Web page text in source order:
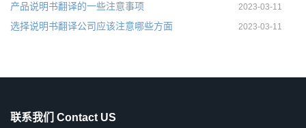
产品说明书翻译的一些注意事项 2023-03-11
选择说明书翻译公司应该注意哪些方面 2023-03-11
联系我们 Contact US